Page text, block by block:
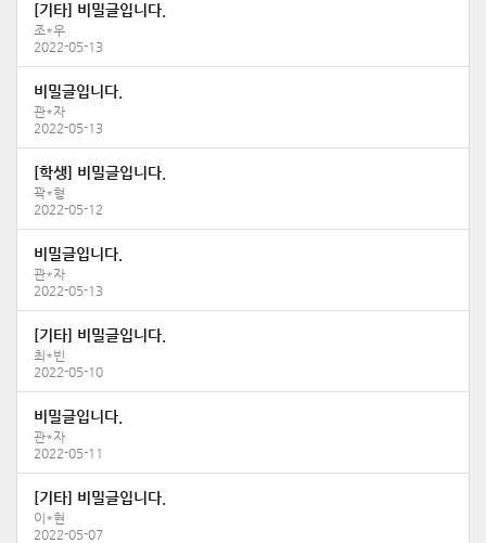
[기타] 비밀글입니다.
조*우
2022-05-13
비밀글입니다.
관*자
2022-05-13
[학생] 비밀글입니다.
곽*형
2022-05-12
비밀글입니다.
관*자
2022-05-13
[기타] 비밀글입니다.
최*빈
2022-05-10
비밀글입니다.
관*자
2022-05-11
[기타] 비밀글입니다.
이*현
2022-05-07